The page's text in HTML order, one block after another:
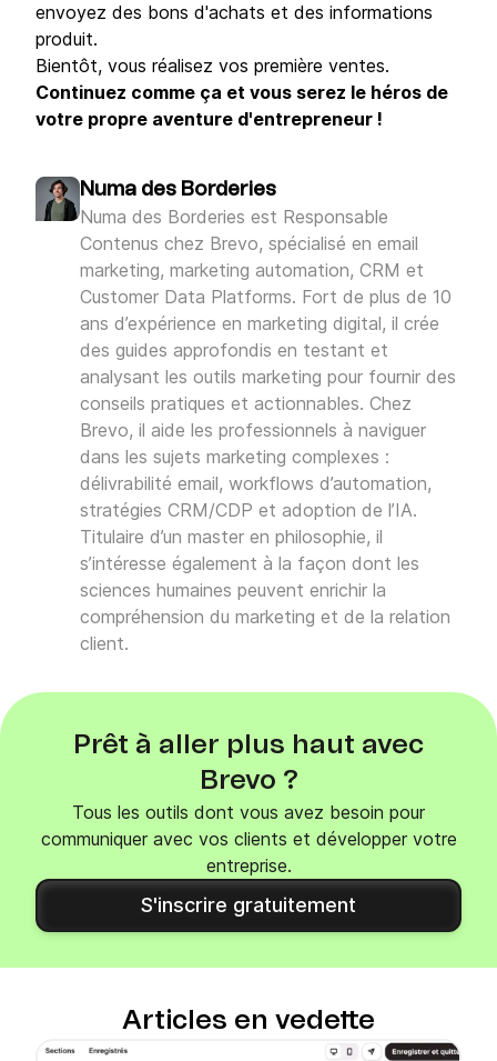
envoyez des bons d'achats et des informations
produit.
Bientôt, vous réalisez vos première ventes.
Continuez comme ça et vous serez le héros de
votre propre aventure d'entrepreneur !
Numa des Borderies
Numa des Borderies est Responsable
Contenus chez Brevo, spécialisé en email
marketing, marketing automation, CRM et
Customer Data Platforms. Fort de plus de 10
ans d’expérience en marketing digital, il crée
des guides approfondis en testant et
analysant les outils marketing pour fournir des
conseils pratiques et actionnables. Chez
Brevo, il aide les professionnels à naviguer
dans les sujets marketing complexes :
délivrabilité email, workflows d’automation,
stratégies CRM/CDP et adoption de l’IA.
Titulaire d’un master en philosophie, il
s’intéresse également à la façon dont les
sciences humaines peuvent enrichir la
compréhension du marketing et de la relation
client.
Prêt à aller plus haut avec
Brevo ?
Tous les outils dont vous avez besoin pour
communiquer avec vos clients et développer votre
entreprise.
S'inscrire gratuitement
Articles en vedette